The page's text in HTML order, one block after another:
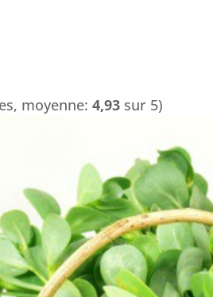
moyenne:4,93 sur 5)